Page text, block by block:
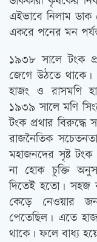
এইভাবে নিলাম
একরে পনের মন
১৯৩৮ সালে টংক
জেগে উঠতে থাকে।
হাজং ও রাসমণি
১৯৩৯ সালে মণি
টংক প্রথার
রাজনৈতিক
মহাজনদের সৃষ্ট
না হোক চুক্তি
দিতেই হতো। সহজ
কেড়ে নেওয়ার
পেতেছিল। এতে
থাকে। ফলে বাধ্য